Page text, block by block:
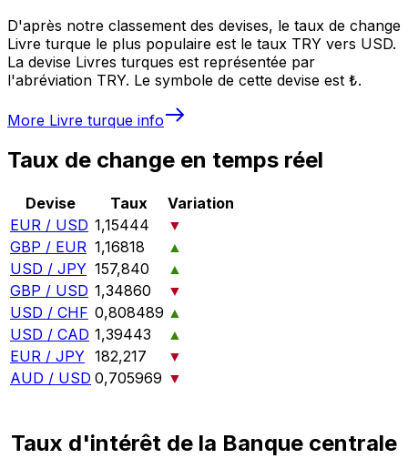
D'après notre classement des devises, le taux de change
Livre turque le plus populaire est le taux TRY vers USD.
La devise Livres turques est représentée par
l'abréviation TRY. Le symbole de cette devise est ₺.
More Livre turque info
Taux de change en temps réel
Devise Taux
Variation
EUR / USD 1,15444
▼
GBP / EUR 1,16818
▲
USD / JPY 157,840
▲
GBP / USD 1,34860
▼
USD / CHF 0,808489 ▲
USD / CAD 1,39443
▲
EUR / JPY 182,217
▼
AUD / USD 0,705969 ▼
Taux d'intérêt de la Banque centrale